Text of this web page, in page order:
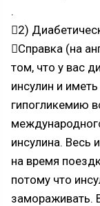
.
2)
Справка (на
том, что у вас
инсулин и
гипогликемию
инсулина. Весь
на время
потому что
замораживать.